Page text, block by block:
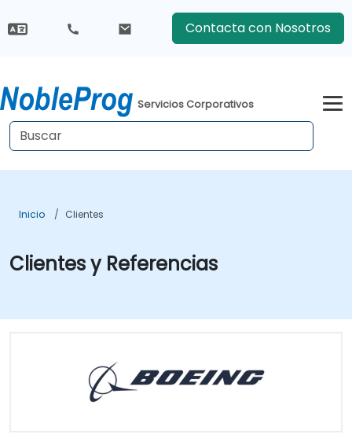
Contacta con Nosotros
Servicios Corporativos
Inicio Clientes
Clientes y Referencias